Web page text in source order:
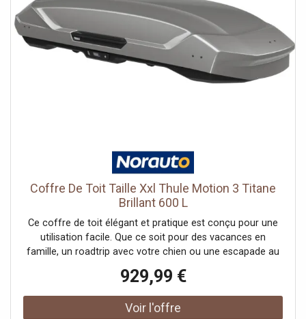
Coffre De Toit Taille Xxl Thule Motion 3 Titane
Brillant 600 L
Ce coffre de toit élégant et pratique est conçu pour une
utilisation facile. Que ce soit pour des vacances en
famille, un roadtrip avec votre chien ou une escapade au
espace, performance et élégance.Le Thule Motion 3
améliore l'efficacité énergétique grâce à son design
aérodynamique optimisé et une variété de tailles plus
929,99 €